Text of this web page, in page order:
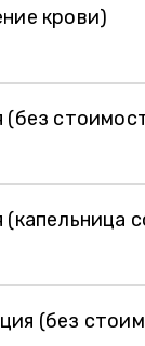
крови)
(без
(капельница
(без